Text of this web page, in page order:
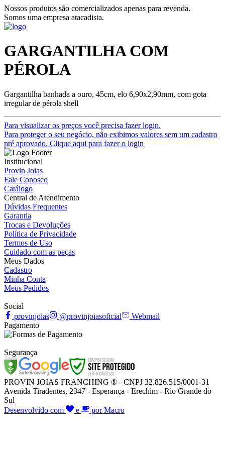
Nossos produtos são comercializados apenas para revenda.
Somos uma empresa atacadista.
GARGANTILHA COM
PÉROLA
Gargantilha banhada a ouro, 45cm, elo 6,90x2,90mm, com gota
irregular de pérola shell
Para visualizar os preços você precisa fazer login.
Para proteger o seu negócio, não exibimos valores sem um cadastro
pré aprovado. Clique aqui para fazer o login
Institucional
Provin Joias
Fale Conosco
Catálogo
Central de Atendimento
Dúvidas Frequentes
Garantia
Trocas e Devoluções
Política de Privacidade
Termos de Uso
Cuidado com as peças
Meus Dados
Cadastro
Minha Conta
Meus Pedidos
Social
provinjoias
@provinjoiasoficial
Webmail
Pagamento
Segurança
PROVIN JOIAS FRANCHING ® - CNPJ 32.826.515/0001-31
Avenida Tiradentes, 2347 - Esperança - Erechim - Rio Grande do
Sul
Desenvolvido com
e por Macro